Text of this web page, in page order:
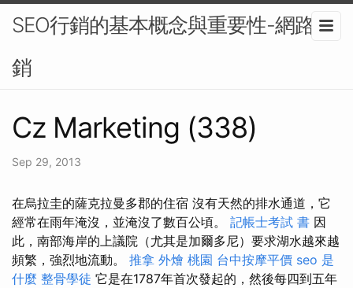
SEO行銷的基本概念與重要性-網路行
銷
Cz Marketing (338)
Sep 29, 2013
在烏拉圭的薩克拉曼多郡的住宿 沒有天然的排水通道，它
經常在雨年淹沒，並淹沒了數百公頃。 記帳士考試 書 因
此，南部海岸的上議院（尤其是加爾多尼）要求湖水越來越
頻繁，強烈地流動。 推拿 外燴 桃園 台中按摩平價 seo 是
什麼 整骨學徒 它是在1787年首次發起的，然後每四到五年